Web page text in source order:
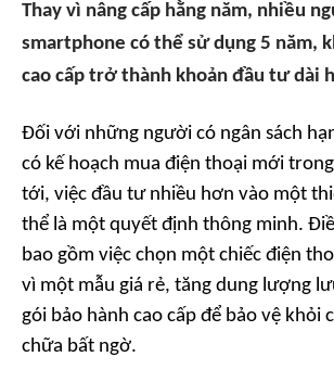
Thay vì nâng cấp hằng năm, nhiều
smartphone có thể sử dụng 5 năm,
cao cấp trở thành khoản đầu tư dài
Đối với những người có ngân sách
có kế hoạch mua điện thoại mới
tới, việc đầu tư nhiều hơn vào một
thể là một quyết định thông minh.
bao gồm việc chọn một chiếc điện
vì một mẫu giá rẻ, tăng dung lượng
gói bảo hành cao cấp để bảo vệ khỏi
chữa bất ngờ.